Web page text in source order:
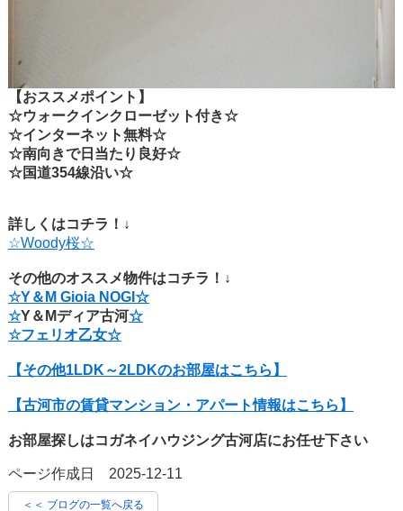
【おススメポイント】
☆ウォークインクローゼット付き☆
☆インターネット無料☆
☆南向きで日当たり良好☆
☆国道354線沿い☆
詳しくはコチラ！↓
☆Woody桜☆
その他のオススメ物件はコチラ！↓
☆Y＆M Gioia NOGI☆
☆Y＆Mディア古河☆
☆フェリオ乙女☆
【その他1LDK～2LDKのお部屋はこちら】
【古河市の賃貸マンション・アパート情報はこちら】
お部屋探しはコガネイハウジング古河店にお任せ下さい
ページ作成日 2025-12-11
＜＜ ブログの一覧へ戻る